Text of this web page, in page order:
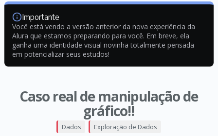
Importante
Você está vendo a versão anterior da nova experiência da
Alura que estamos preparando para você. Em breve, ela
ganha uma identidade visual novinha totalmente pensada
em potencializar seus estudos!
Caso real de manipulação de
gráfico!!
Dados Exploração de Dados